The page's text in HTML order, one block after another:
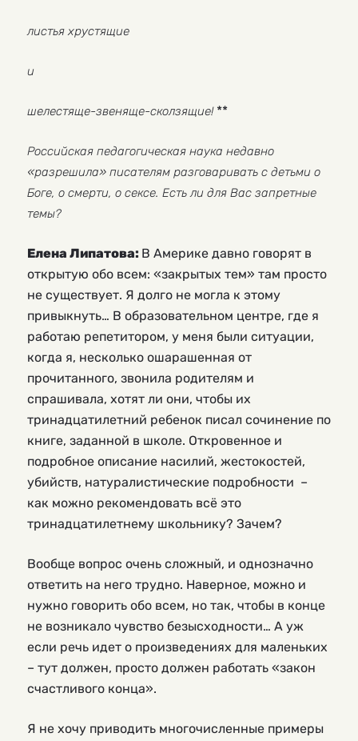
листья хрустящие
и
шелестяще-звеняще-сколзящие!**
Российская педагогическая наука недавно
«разрешила» писателям разговаривать с детьми о
Боге, о смерти, о сексе. Есть ли для Вас запретные
темы?
Елена Липатова: В Америке давно говорят в
открытую обо всем: «закрытых тем» там просто
не существует. Я долго не могла к этому
привыкнуть… В образовательном центре, где я
работаю репетитором, у меня были ситуации,
когда я, несколько ошарашенная от
прочитанного, звонила родителям и
спрашивала, хотят ли они, чтобы их
тринадцатилетний ребенок писал сочинение по
книге, заданной в школе. Откровенное и
подробное описание насилий, жестокостей,
убийств, натуралистические подробности –
как можно рекомендовать всё это
тринадцатилетнему школьнику? Зачем?
Вообще вопрос очень сложный, и однозначно
ответить на него трудно. Наверное, можно и
нужно говорить обо всем, но так, чтобы в конце
не возникало чувство безысходности… А уж
если речь идет о произведениях для маленьких
– тут должен, просто должен работать «закон
счастливого конца».
Я не хочу приводить многочисленные примеры